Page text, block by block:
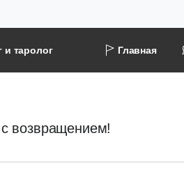
и таролог Главная
возвращением!